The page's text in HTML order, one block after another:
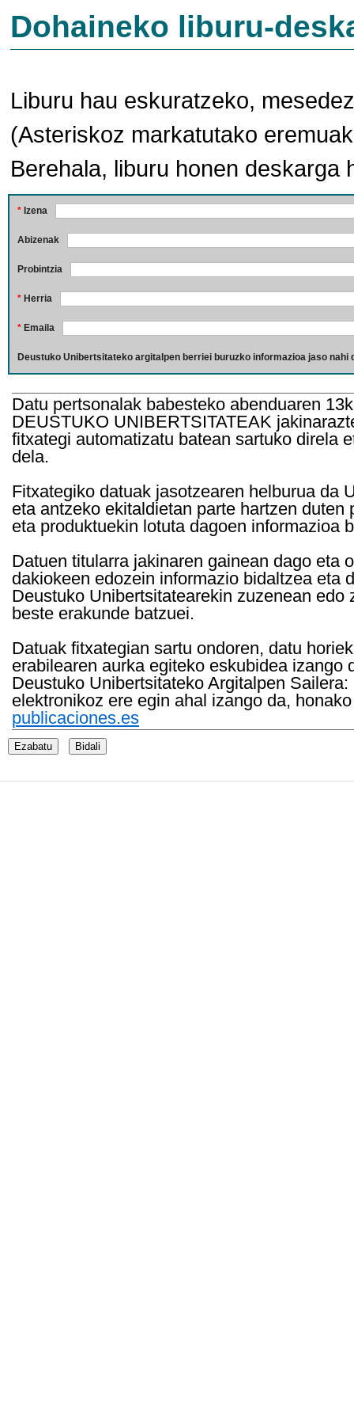
Dohaineko liburu-
Liburu hau eskuratzeko,
(Asteriskoz markatutako
Berehala, liburu honen deskarga
* Izena
Abizenak
Probintzia
* Herria
* Emaila
Deustuko Unibertsitateko argitalpen berriei buruzko informazioa jaso nahi
Datu pertsonalak babesteko abenduaren
DEUSTUKO UNIBERTSITATEAK
fitxategi automatizatu batean sartuko direla
dela.
Fitxategiko datuak jasotzearen helburua da
eta antzeko ekitaldietan parte hartzen
eta produktuekin lotuta dagoen informazioa
Datuen titularra jakinaren gainean dago eta
dakiokeen edozein informazio bidaltzea eta
Deustuko Unibertsitatearekin zuzenean
beste erakunde batzuei.
Datuak fitxategian sartu ondoren, datu
erabilearen aurka egiteko eskubidea
Deustuko Unibertsitateko Argitalpen
elektronikoz ere egin ahal izango da,
publicaciones.es
Ezabatu Bidali